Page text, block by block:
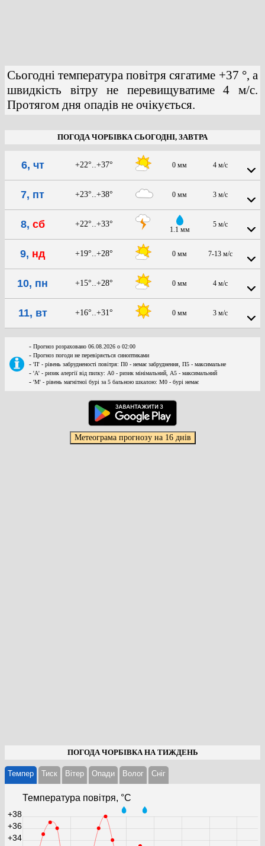
Сьогодні температура повітря сягатиме +37 °, а
швидкість вітру не перевищуватиме 4 м/с.
Протягом дня опадів не очікується.
ПОГОДА ЧОРБІВКА СЬОГОДНІ, ЗАВТРА
6, чт +22°..+37° 0 мм 4 м/с
7, пт +23°..+38° 0 мм 3 м/с
8, сб +22°..+33°
1.1 мм
5 м/с
9, нд +19°..+28° 0 мм 7-13 м/с
10, пн +15°..+28° 0 мм 4 м/с
11, вт +16°..+31° 0 мм 3 м/с
- Прогноз розраховано 06.08.2026 о 02:00
- Прогноз погоди не перевіряється синоптиками
- 'П' - рівень забрудненості повітря: П0 - немає забруднення, П5 - максимальне
- 'А' - ризик алергії від пилку: А0 - ризик мінімальний, А5 - максимальний
- 'М' - рівень магнітної бурі за 5 бальною шкалою: M0 - бурі немає
ПОГОДА ЧОРБІВКА НА ТИЖДЕНЬ
Темпер Тиск Вітер Опади Волог Cніг
Температура повітря, °С
+34
+36
+38